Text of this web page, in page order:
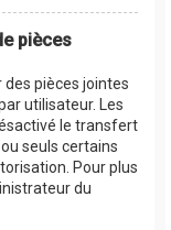
pièces
pièces jointes
utilisateur. Les
le transfert
seuls certains
Pour plus
du